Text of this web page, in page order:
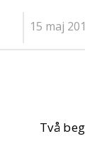
15 maj
Två